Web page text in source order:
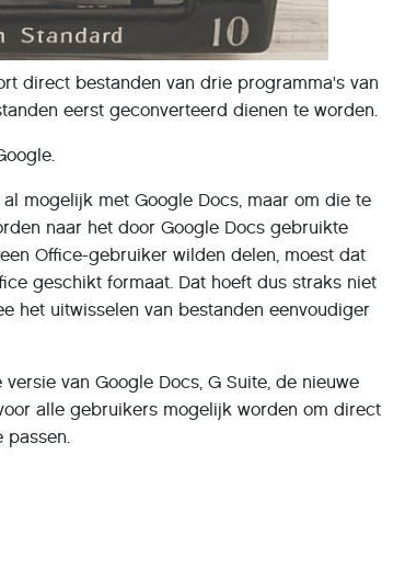
direct bestanden van drie programma's van
eerst geconverteerd dienen te worden.
mogelijk met Google Docs, maar om die te
naar het door Google Docs gebruikte
Office-gebruiker wilden delen, moest dat
geschikt formaat. Dat hoeft dus straks niet
het uitwisselen van bestanden eenvoudiger
van Google Docs, G Suite, de nieuwe
alle gebruikers mogelijk worden om direct
passen.